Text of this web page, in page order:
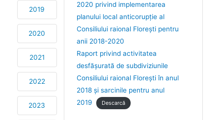
2019
2020
2021
2022
2023
2020 privind implementarea
planului local anticorupţie al
Consiliului raional Floreşti pentru
anii 2018-2020
Raport privind activitatea
desfășurată de subdiviziunile
Consiliului raional Florești în anul
2018 și sarcinile pentru anul
2019
Descarcă